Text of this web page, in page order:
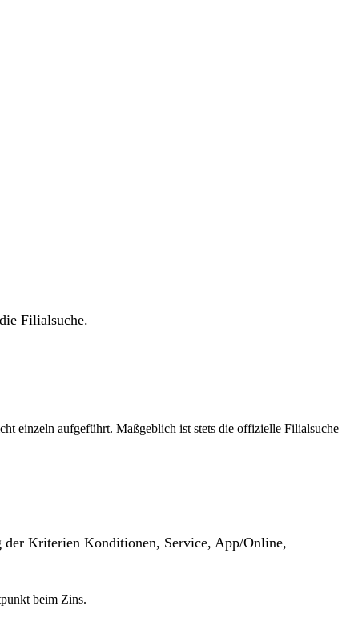
Filialsuche.
einzeln aufgeführt. Maßgeblich ist stets die offizielle Filialsuche
der Kriterien Konditionen, Service, App/Online,
beim Zins.